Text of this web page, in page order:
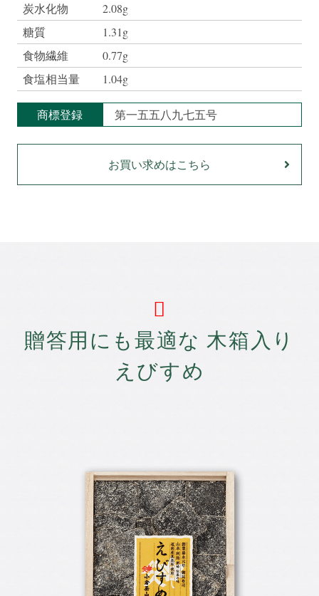
炭水化物
2.08g
糖質
1.31g
食物繊維
0.77g
食塩相当量
1.04g
商標登録 第一五五八九七五号
お買い求めはこちら
贈答用にも最適な 木箱入り
えびすめ